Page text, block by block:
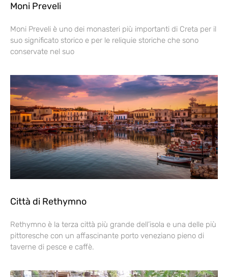
Moni Preveli
Moni Preveli è uno dei monasteri più importanti di Creta per il
suo significato storico e per le reliquie storiche che sono
conservate nel suo
Città di Rethymno
Rethymno è la terza città più grande dell’isola e una delle più
pittoresche con un affascinante porto veneziano pieno di
taverne di pesce e caffè.